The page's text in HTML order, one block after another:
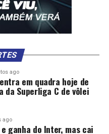
ago
em quadra hoje de
da Superliga C de vôlei
ago
ganha do Inter, mas cai